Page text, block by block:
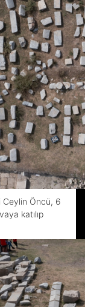
Ceylin Öncü, 6
katılıp